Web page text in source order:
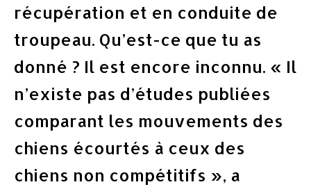
récupération et en conduite de
troupeau. Qu’est-ce que tu as
donné ? Il est encore inconnu. « Il
n’existe pas d’études publiées
comparant les mouvements des
chiens écourtés à ceux des
chiens non compétitifs », a